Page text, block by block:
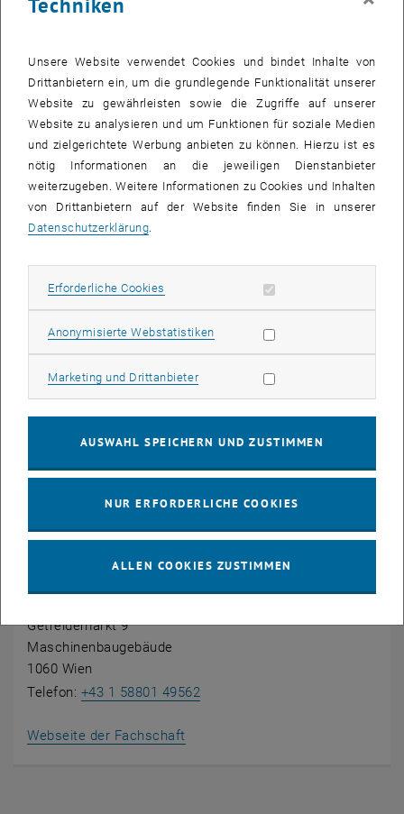
Subseiten von E349-
Subseiten von Institute
Subseiten von Studium
Telefon:+43 1 58801 302401 Christian Bauer anrufen
E-MAIL AN CHRISTIAN BAUER SENDEN
E-MAIL SENDEN
Studierendenvertretung
Getreidemarkt 9
Maschinenbaugebäude
1060 Wien
Telefon: +43 1 58801 49562
Webseite der Fachschaft
Unsere Website verwendet Cookies und bindet Inhalte von
Drittanbietern ein, um die grundlegende Funktionalität unserer
Website zu gewährleisten sowie die Zugriffe auf unserer
Website zu analysieren und um Funktionen für soziale Medien
und zielgerichtete Werbung anbieten zu können. Hierzu ist es
nötig Informationen an die jeweiligen Dienstanbieter
weiterzugeben. Weitere Informationen zu Cookies und Inhalten
von Drittanbietern auf der Website finden Sie in unserer
Datenschutzerklärung.
Erforderliche Cookies Erforderliche Cookies zulassen
Anonymisierte WebstatistikenStatistik Cookies zulassen
Marketing und DrittanbieterMarketing Cookies zulassen
AUSWAHL SPEICHERN UND ZUSTIMMEN
NUR ERFORDERLICHE COOKIES
ALLEN COOKIES ZUSTIMMEN